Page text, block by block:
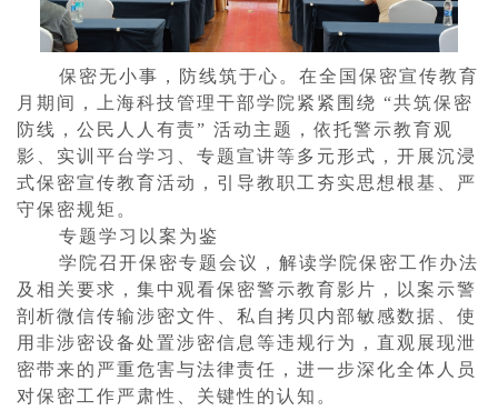
保密无小事，防线筑于心。在全国保密宣传教育
月期间，上海科技管理干部学院紧紧围绕 “共筑保密
防线，公民人人有责” 活动主题，依托警示教育观
影、实训平台学习、专题宣讲等多元形式，开展沉浸
式保密宣传教育活动，引导教职工夯实思想根基、严
守保密规矩。
专题学习以案为鉴
学院召开保密专题会议，解读学院保密工作办法
及相关要求，集中观看保密警示教育影片，以案示警
剖析微信传输涉密文件、私自拷贝内部敏感数据、使
用非涉密设备处置涉密信息等违规行为，直观展现泄
密带来的严重危害与法律责任，进一步深化全体人员
对保密工作严肃性、关键性的认知。